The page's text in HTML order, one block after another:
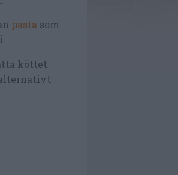
pasta som
köttet